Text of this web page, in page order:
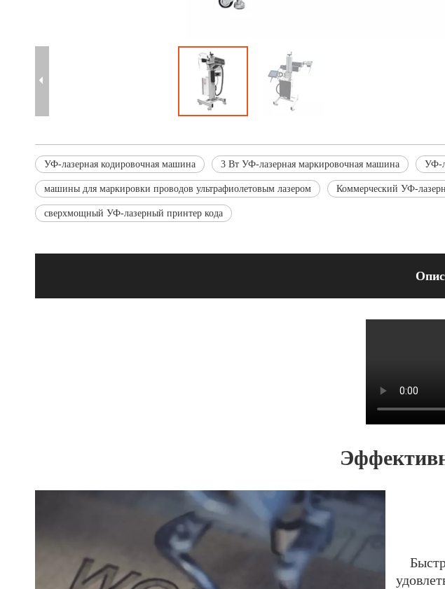
УФ-лазерная кодировочная машина 3 Вт УФ-лазерная маркировочная машина УФ-
машины для маркировки проводов ультрафиолетовым лазером Коммерческий УФ-
сверхмощный УФ-лазерный принтер кода